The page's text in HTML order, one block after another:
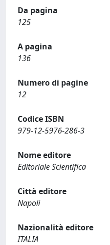
Da pagina
125
A pagina
136
Numero di pagine
12
Codice ISBN
979-12-5976-286-3
Nome editore
Editoriale Scientifica
Città editore
Napoli
Nazionalità editore
ITALIA